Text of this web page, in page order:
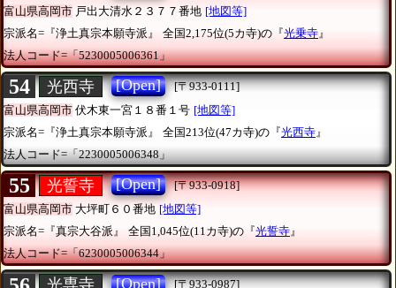
富山県高岡市 戸出大清水２３７７番地 [地図等]
宗派名=『浄土真宗本願寺派』
全国2,175位(5カ寺)の『光乗寺 』
法人コード=「5230005006361」
54 光西寺 [Open]
[〒933-0111]
富山県高岡市 伏木東一宮１８番１号 [地図等]
宗派名=『浄土真宗本願寺派』
全国213位(47カ寺)の『光西寺』
法人コード=「2230005006348」
55 光誓寺 [Open]
[〒933-0918]
富山県高岡市 大坪町６０番地 [地図等]
宗派名=『真宗大谷派』
全国1,045位(11カ寺)の『光誓寺』
法人コード=「6230005006344」
[Open]
[〒933-0987]